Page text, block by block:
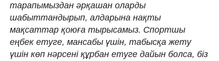
тарапымыздан әрқашан оларды
шабыттандырып, алдарына нақты
мақсаттар қоюға тырысамыз. Спортшы
еңбек етуге, мансабы үшін, табысқа жету
үшін көп нәрсені құрбан етуге дайын болса, біз